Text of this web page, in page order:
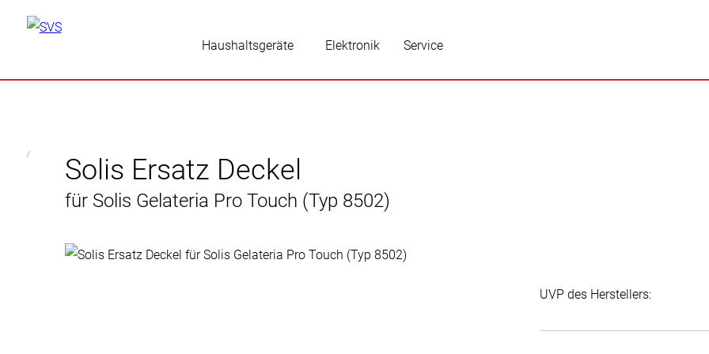
Haushaltsgeräte Elektronik Service
/ Solis Ersatz Deckel
für Solis Gelateria Pro Touch (Typ 8502)
UVP des Herstellers: